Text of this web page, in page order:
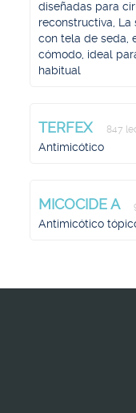
diseñadas para
reconstructiva, La
con tela de seda,
cómodo, ideal
habitual
TERFEX 847
Antimicótico
MICOCIDE A
Antimicótico